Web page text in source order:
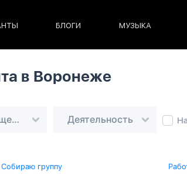
БЛОГИ МУЗЫКА
в Воронеже
Группа ищет музыканта Деятельность
Собираю группу